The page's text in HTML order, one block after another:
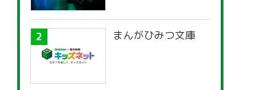
探究ガイド
まんがひみつ文庫